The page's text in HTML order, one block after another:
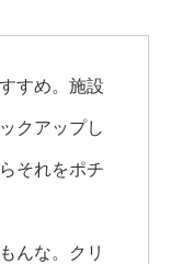
すめ。施設
クアップし
それをポチ
んな。クリ